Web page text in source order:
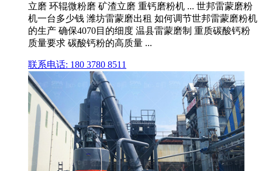
立磨 环辊微粉磨 矿渣立磨 重钙磨粉机 ... 世邦雷蒙磨粉
机一台多少钱 潍坊雷蒙磨出租 如何调节世邦雷蒙磨粉机
的生产 确保4070目的细度 温县雷蒙磨制 重质碳酸钙粉
质量要求 碳酸钙粉的高质量 ...
联系电话: 180 3780 8511